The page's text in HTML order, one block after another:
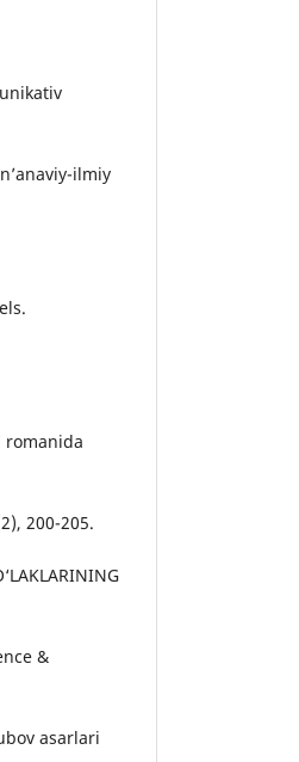
ilmiy
romanida
200-205.
&
asarlari